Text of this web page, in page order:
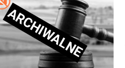
ARCHIWALNE